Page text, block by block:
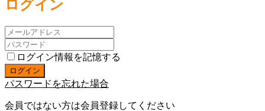
ログイン
ログイン情報を記憶する
パスワードを忘れた場合
会員ではない方は会員登録してください